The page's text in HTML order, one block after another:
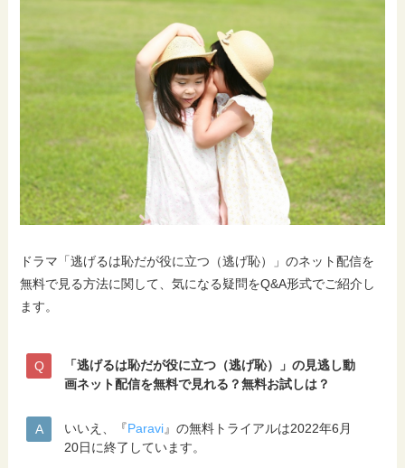
ドラマ「逃げるは恥だが役に立つ（逃げ恥）」のネット配信を
無料で見る方法に関して、気になる疑問をQ&A形式でご紹介し
ます。
「逃げるは恥だが役に立つ（逃げ恥）」の見逃し動
画ネット配信を無料で見れる？無料お試しは？
いいえ、『Paravi』の無料トライアルは2022年6月
20日に終了しています。